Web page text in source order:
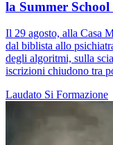
la Summer
Il 29 agosto, alla Casa
dal biblista allo
degli algoritmi, sulla
iscrizioni chiudono tra
Laudato Si Formazione